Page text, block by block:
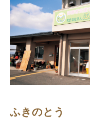
ふきのとう